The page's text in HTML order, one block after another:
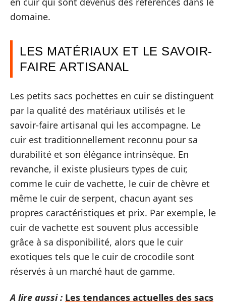
domaine.
LES MATÉRIAUX ET LE SAVOIR-
FAIRE ARTISANAL
Les petits sacs pochettes en cuir se distinguent
par la qualité des matériaux utilisés et le
savoir-faire artisanal qui les accompagne. Le
cuir est traditionnellement reconnu pour sa
durabilité et son élégance intrinsèque. En
revanche, il existe plusieurs types de cuir,
comme le cuir de vachette, le cuir de chèvre et
même le cuir de serpent, chacun ayant ses
propres caractéristiques et prix. Par exemple, le
cuir de vachette est souvent plus accessible
grâce à sa disponibilité, alors que le cuir
exotiques tels que le cuir de crocodile sont
réservés à un marché haut de gamme.
A lire aussi : Les tendances actuelles des sacs